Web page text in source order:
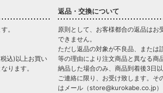
。
込)以上お買い
ります。
返品・交換について
原則として、お客様都合の返品はお
できません。
ただし返品の対象が不良品、または
等の理由により注文商品と異なる商
納品した場合のみ、商品到着後3日
ご連絡に限り、お受け致します。そ
はメール（store@kurokabe.co.jp